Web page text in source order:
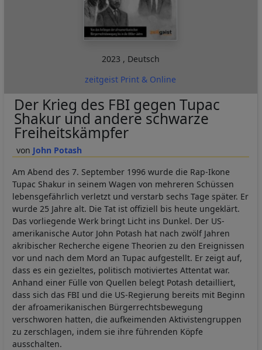
2023 , Deutsch
zeitgeist Print & Online
John Potash
Der Krieg des FBI gegen Tupac
Shakur und andere schwarze
Freiheitskämpfer
Am Abend des 7. September 1996 wurde die Rap-Ikone
Tupac Shakur in seinem Wagen von mehreren Schüssen
lebensgefährlich verletzt und verstarb sechs Tage später. Er
wurde 25 Jahre alt. Die Tat ist offiziell bis heute ungeklärt.
Das vorliegende Werk bringt Licht ins Dunkel. Der US-
amerikanische Autor John Potash hat nach zwölf Jahren
akribischer Recherche eigene Theorien zu den Ereignissen
vor und nach dem Mord an Tupac aufgestellt. Er zeigt auf,
dass es ein gezieltes, politisch motiviertes Attentat war.
Anhand einer Fülle von Quellen belegt Potash detailliert,
dass sich das FBI und die US-Regierung bereits mit Beginn
der afroamerikanischen Bürgerrechtsbewegung
verschworen hatten, die aufkeimenden Aktivistengruppen
zu zerschlagen, indem sie ihre führenden Köpfe
ausschalten.